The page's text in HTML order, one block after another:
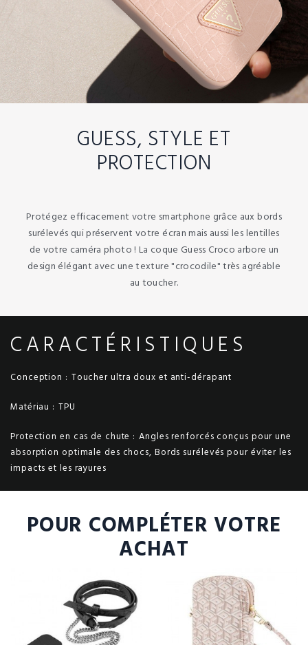
GUESS, STYLE ET
PROTECTION
Protégez efficacement votre smartphone grâce aux bords
surélevés qui préservent votre écran mais aussi les lentilles
de votre caméra photo ! La coque Guess Croco arbore un
design élégant avec une texture "crocodile" très agréable
au toucher.
CARACTÉRISTIQUES
Conception : Toucher ultra doux et anti-dérapant
Matériau : TPU
Protection en cas de chute : Angles renforcés conçus pour une
absorption optimale des chocs, Bords surélevés pour éviter les
impacts et les rayures
POUR COMPLÉTER VOTRE
ACHAT